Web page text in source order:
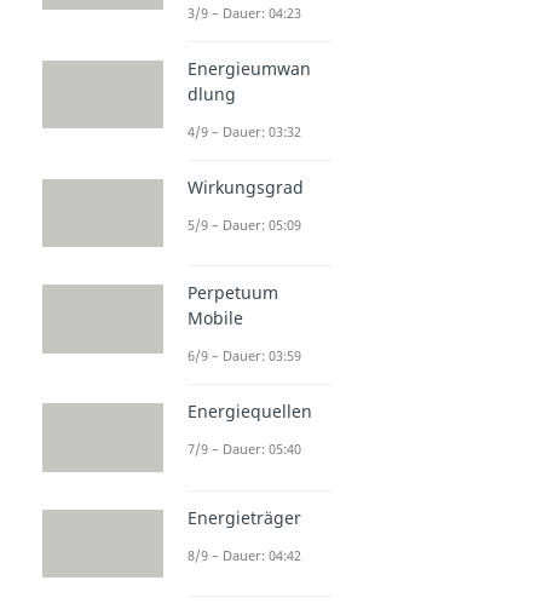
3/9 – Dauer: 04:23
Energieumwan
dlung
4/9 – Dauer: 03:32
Wirkungsgrad
5/9 – Dauer: 05:09
Perpetuum
Mobile
6/9 – Dauer: 03:59
Energiequellen
7/9 – Dauer: 05:40
Energieträger
8/9 – Dauer: 04:42